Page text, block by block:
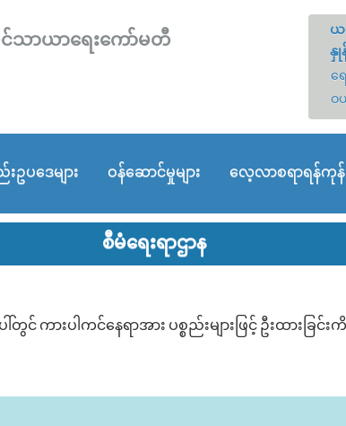
သာယာရေးကော်မတီ
ယ
နှု
ရ
ဝ
းဥပဒေများ ဝန်ဆောင်မှုများ လေ့လာစရာရန်ကုန်
စီမံရေးရာဌာန
င် ကားပါကင်နေရာအား ပစ္စည်းများဖြင့် ဦးထားခြ